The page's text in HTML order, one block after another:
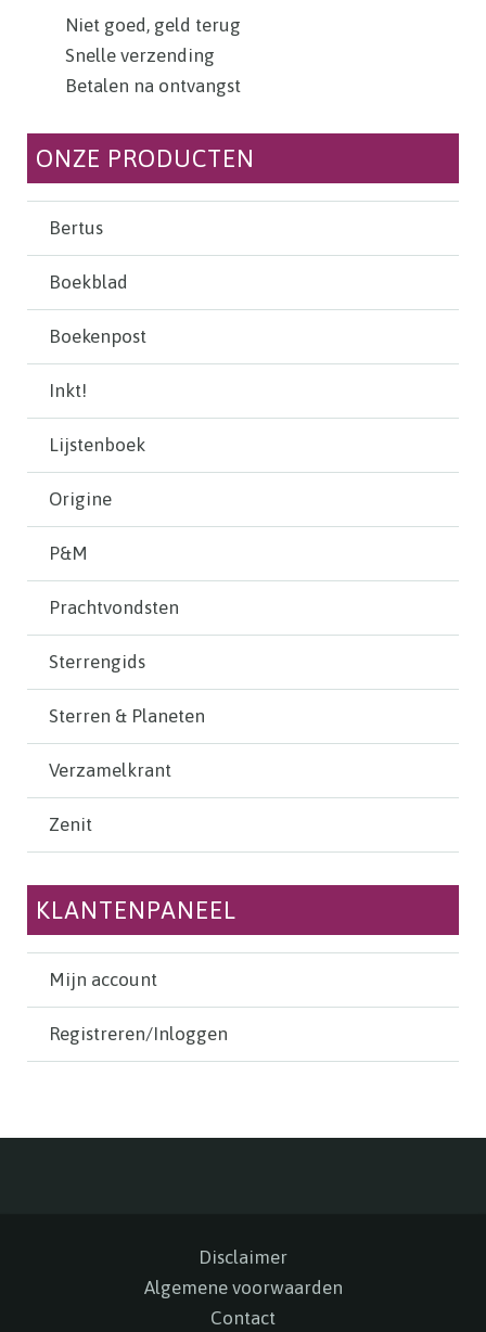
Niet goed, geld terug
Snelle verzending
Betalen na ontvangst
ONZE PRODUCTEN
Bertus
Boekblad
Boekenpost
Inkt!
Lijstenboek
Origine
P&M
Prachtvondsten
Sterrengids
Sterren & Planeten
Verzamelkrant
Zenit
KLANTENPANEEL
Mijn account
Registreren/Inloggen
Disclaimer
Algemene voorwaarden
Contact